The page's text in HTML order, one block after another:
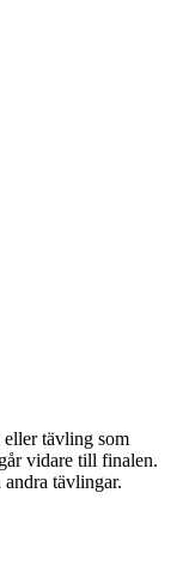
eller tävling som
vidare till finalen.
tävlingar.